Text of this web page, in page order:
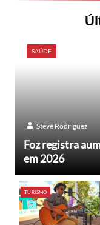
SAÚDE
Steve Rodríguez
Foz registra
em 2026
TURISMO